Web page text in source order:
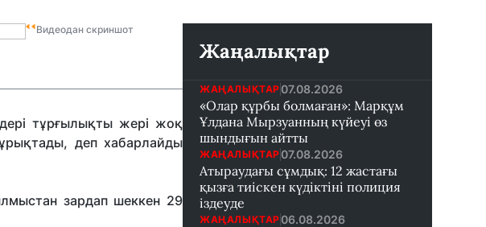
Видеодан скриншот
тұрғылықты жері жоқ
деп хабарлайды
зардап шеккен 29
Жаңалықтар
ЖАҢАЛЫҚТАР 07.08.2026
«Олар құрбы болмаған»: Марқұм
Ұлдана Мырзуанның күйеуі өз
шындығын айтты
ЖАҢАЛЫҚТАР 07.08.2026
Атыраудағы сұмдық: 12 жастағы
қызға тиіскен күдіктіні полиция
іздеуде
ЖАҢАЛЫҚТАР 06.08.2026